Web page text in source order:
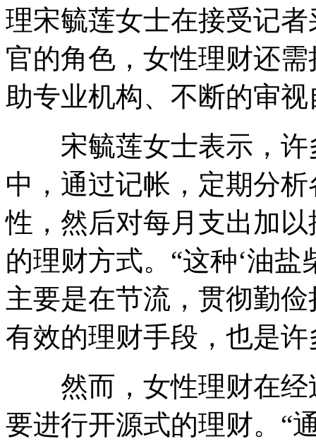
理宋毓莲女士在接受记
官的角色，女性理财还
助专业机构、不断的审视
宋毓莲女士表示，许
中，通过记帐，定期分
性，然后对每月支出加
的理财方式。“这种‘油
主要是在节流，贯彻勤
有效的理财手段，也是
然而，女性理财在经
要进行开源式的理财。“